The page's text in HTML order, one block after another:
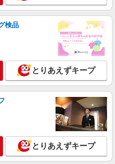
検品
とりあえずキープ
とりあえずキープ